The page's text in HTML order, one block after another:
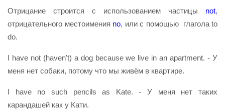
Отрицание строится с использованием частицы not,
отрицательного местоимения no, или с помощью глагола to
do.
I have not (haven't) a dog because we live in an apartment. - У
меня нет собаки, потому что мы живём в квартире.
I have no such pencils as Kate. - У меня нет таких
карандашей как у Кати.